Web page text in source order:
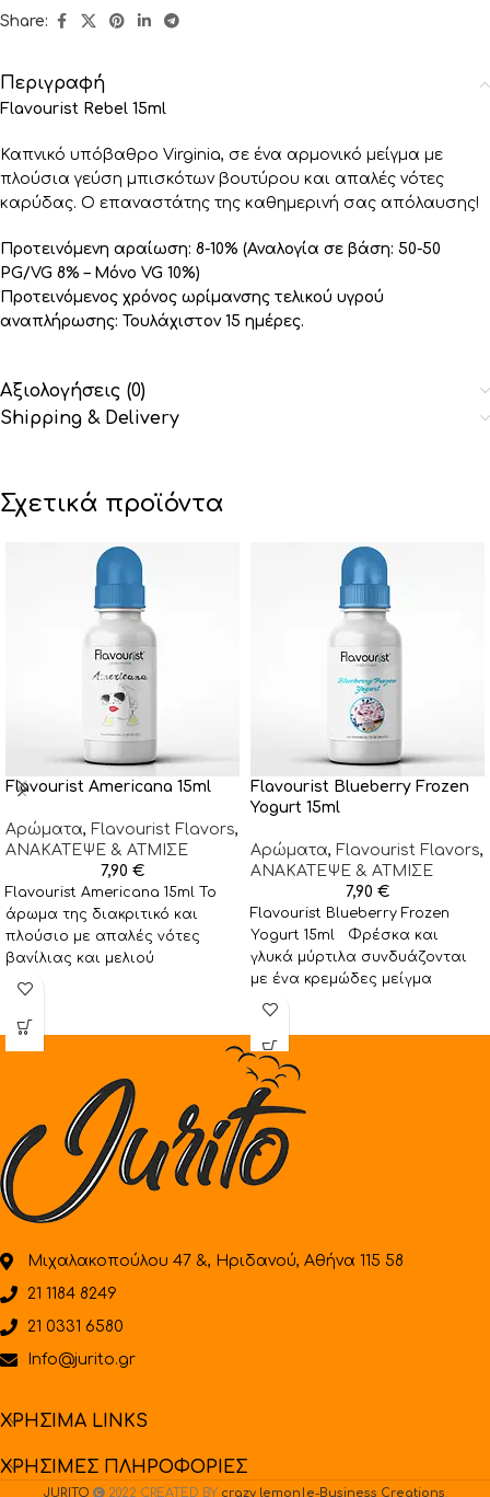
Share:
Περιγραφή
Flavourist Rebel 15ml
Καπνικό υπόβαθρο Virginia, σε ένα αρμονικό μείγμα με
πλούσια γεύση μπισκότων βουτύρου και απαλές νότες
καρύδας. O επαναστάτης της καθημερινή σας απόλαυσης!
Προτεινόμενη αραίωση: 8-10% (Αναλογία σε βάση: 50-50
PG/VG 8% – Μόνο VG 10%)
Προτεινόμενος χρόνος ωρίμανσης τελικού υγρού
αναπλήρωσης: Τουλάχιστον 15 ημέρες.
Αξιολογήσεις (0)
Shipping & Delivery
Σχετικά προϊόντα
Flavourist Americana 15ml
Αρώματα, Flavourist Flavors,
ΑΝΑΚΑΤΕΨΕ & ΑΤΜΙΣΕ
7,90 €
Flavourist Americana 15ml Το
άρωμα της διακριτικό και
πλούσιο με απαλές νότες
βανίλιας και μελιού
αναμειγνύεται αρμονικά με
Flavourist Blueberry Frozen
Yogurt 15ml
Αρώματα, Flavourist Flavors,
ΑΝΑΚΑΤΕΨΕ & ΑΤΜΙΣΕ
7,90 €
Flavourist Blueberry Frozen
Yogurt 15ml Φρέσκα και
γλυκά μύρτιλα συνδυάζονται
με ένα κρεμώδες μείγμα
παγωτό γιαούρτι
απολαυστικό
Μιχαλακοπούλου 47 &, Ηριδανού, Αθήνα 115 58
21 1184 8249
21 0331 6580
Info@jurito.gr
ΧΡΗΣΙΜΑ LINKS
ΧΡΗΣΙΜΕΣ ΠΛΗΡΟΦΟΡΙΕΣ
JURITO 2022 CREATED BY crazy lemon|e-Business Creations.